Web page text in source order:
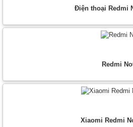
Điện thoại Redmi
Redmi
Xiaomi Redmi